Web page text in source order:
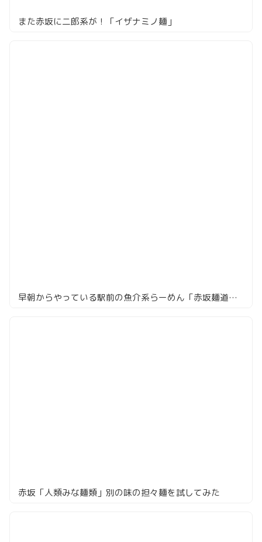
また赤坂に二郎系が！「イザナミノ麺」
早朝からやっている駅前の魚介系らーめん「赤坂麺道 いってつ」
赤坂「人類みな麺類」別の味の担々麺を試してみた